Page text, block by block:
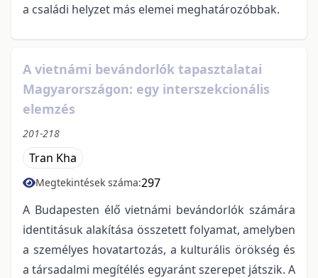
a családi helyzet más elemei meghatározóbbak.
A vietnámi bevándorlók tapasztalatai
Magyarországon: egy interszekcionális
elemzés
201-218
Tran Kha
Megtekintések száma:297
A Budapesten élő vietnámi bevándorlók számára
identitásuk alakítása összetett folyamat, amelyben
a személyes hovatartozás, a kulturális örökség és
a társadalmi megítélés egyaránt szerepet játszik. A